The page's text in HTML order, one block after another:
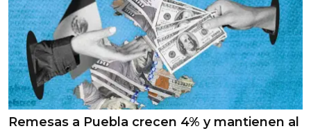
Remesas a Puebla crecen 4% y mantienen al